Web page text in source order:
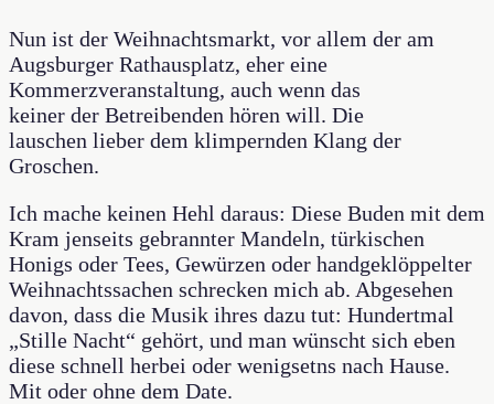
Nun ist der Weihnachtsmarkt, vor allem der am
Augsburger Rathausplatz, eher eine
Kommerzveranstaltung, auch wenn das
keiner der Betreibenden hören will. Die
lauschen lieber dem klimpernden Klang der
Groschen.
Ich mache keinen Hehl daraus: Diese Buden mit dem
Kram jenseits gebrannter Mandeln, türkischen
Honigs oder Tees, Gewürzen oder handgeklöppelter
Weihnachtssachen schrecken mich ab. Abgesehen
davon, dass die Musik ihres dazu tut: Hundertmal
„Stille Nacht“ gehört, und man wünscht sich eben
diese schnell herbei oder wenigsetns nach Hause.
Mit oder ohne dem Date.